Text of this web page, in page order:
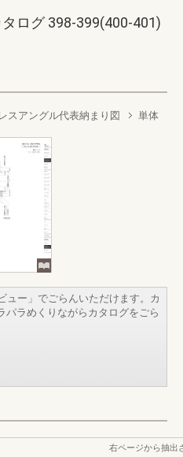
ログ 398-399(400-401)
スアングル代表納まり図
単体
ュー」でごらんいただけます。カ
パラめくりながらカタログをごら
右ページから抽出